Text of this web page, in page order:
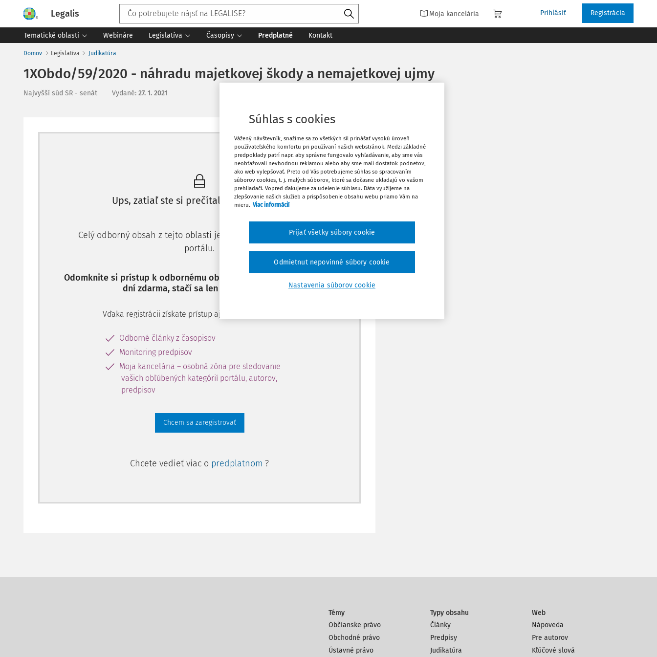
Legalis Moja kancelária Prihlásiť Registrácia
Tematické oblasti Webináre Legislatíva Časopisy Predplatné Kontakt
Domov Legislatíva Judikatúra
1XObdo/59/2020 - náhradu majetkovej škody a nemajetkovej ujmy
Najvyšší súd SR - senát Vydané: 27. 1. 2021
Máte predplatné? Prihláste sa
Ups, zatiaľ ste si prečítali len začiatok...
Celý odborný obsah z tejto oblasti je dostupný predplatiteľom
portálu.
Odomknite si prístup k odbornému obsahu a získajte prístup na 10
dní zdarma, stačí sa len zaregistrovať.
Vďaka registrácii získate prístup aj k vybranému obsahu:
Odborné články z časopisov
Monitoring predpisov
Moja kancelária – osobná zóna pre sledovanie
vašich obľúbených kategórií portálu, autorov,
predpisov
Chcem sa zaregistrovať
Chcete vedieť viac o predplatnom ?
Vytlačiť
Obľúbené
Stiahnuť
Témy
Občianske právo
Obchodné právo
Ústavné právo
Typy obsahu
Články
Predpisy
Judikatúra
Web
Nápoveda
Pre autorov
Kľúčové slová
Súhlas s cookies
Vážený návštevník, snažíme sa zo všetkých síl prinášať vysokú úroveň
používateľského komfortu pri používaní našich webstránok. Medzi základné
predpoklady patrí napr. aby správne fungovalo vyhľadávanie, aby sme vás
neobťažovali nevhodnou reklamou alebo aby sme mali dostatok podnetov,
ako web vylepšovať. Preto od Vás potrebujeme súhlas so spracovaním
súborov cookies, t. j. malých súborov, ktoré sa dočasne ukladajú vo vašom
prehliadači. Vopred ďakujeme za udelenie súhlasu. Dáta využijeme na
zlepšovanie našich služieb a prispôsobenie obsahu webu priamo Vám na
mieru. Viac informácií
Nastavenia súborov cookie
Odmietnut nepovinné súbory cookie
Prijať všetky súbory cookie